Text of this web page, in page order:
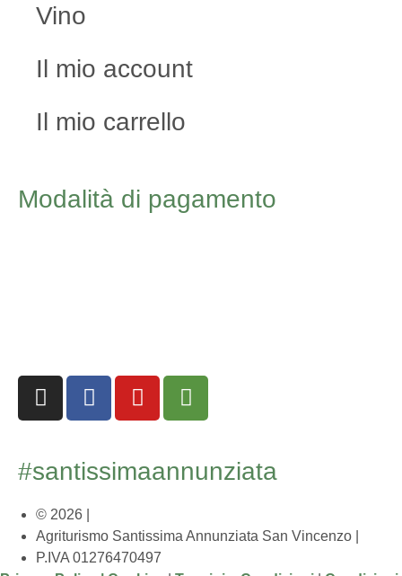
Vino
Il mio account
Il mio carrello
Modalità di pagamento
#santissimaannunziata
© 2026 |
Agriturismo Santissima Annunziata San Vincenzo
P.IVA 01276470497